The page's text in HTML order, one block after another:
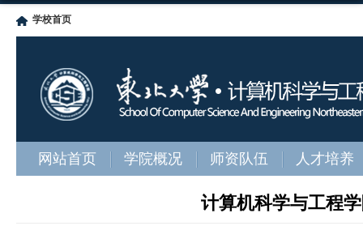
学校首页
网站首页 学院概况 师资队伍 人才培养
计算机科学与工程